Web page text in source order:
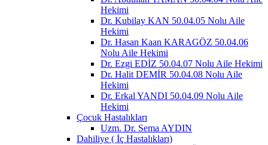
Hekimi
Dr. Kubilay KAN 50.04.05 Nolu Aile
Hekimi
Dr. Hasan Kaan KARAGÖZ 50.04.06
Nolu Aile Hekimi
Dr. Ezgi EDİZ 50.04.07 Nolu Aile Hekimi
Dr. Halit DEMİR 50.04.08 Nolu Aile
Hekimi
Dr. Erkal YANDI 50.04.09 Nolu Aile
Hekimi
Çocuk Hastalıkları
Uzm. Dr. Sema AYDIN
Dahiliye ( İç Hastalıkları)